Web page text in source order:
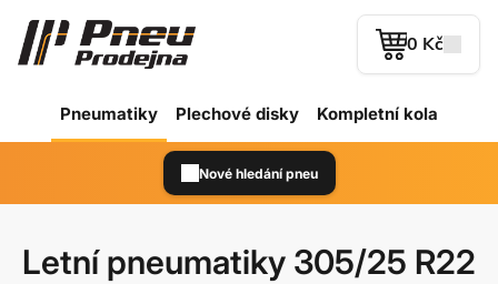
0 Kč
Pneumatiky Plechové disky Kompletní kola
Nové hledání pneu
Letní pneumatiky 305/25 R22